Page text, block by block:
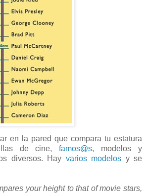
en la pared que compara tu estatura
de cine,famos@s, modelos y
diversos. Hay varios modelos y se
your height to that of movie stars,